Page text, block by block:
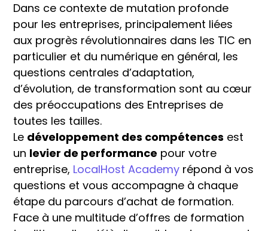
Dans ce contexte de mutation profonde
pour les entreprises, principalement liées
aux progrès révolutionnaires dans les TIC en
particulier et du numérique en général, les
questions centrales d’adaptation,
d’évolution, de transformation sont au cœur
des préoccupations des Entreprises de
toutes les tailles.
Le développement des compétences est
un levier de performance pour votre
entreprise, LocalHost Academy répond à vos
questions et vous accompagne à chaque
étape du parcours d’achat de formation.
Face à une multitude d’offres de formation